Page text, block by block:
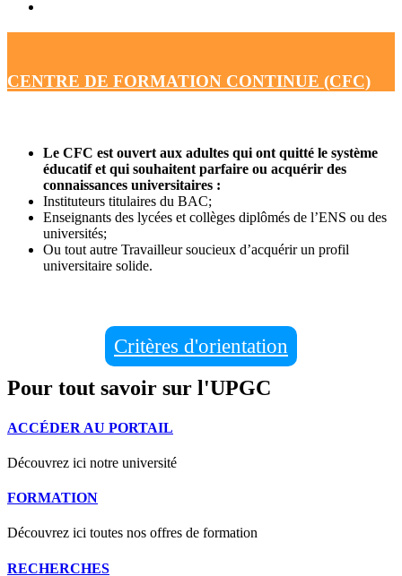
CENTRE DE FORMATION CONTINUE (CFC)
Le CFC est ouvert aux adultes qui ont quitté le système
éducatif et qui souhaitent parfaire ou acquérir des
connaissances universitaires :
Instituteurs titulaires du BAC;
Enseignants des lycées et collèges diplômés de l’ENS ou des
universités;
Ou tout autre Travailleur soucieux d’acquérir un profil
universitaire solide.
Critères d'orientation
Pour tout savoir sur l'UPGC
ACCÉDER AU PORTAIL
Découvrez ici notre université
FORMATION
Découvrez ici toutes nos offres de formation
RECHERCHES